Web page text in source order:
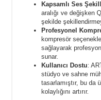
Kapsamlı Ses
aralığı ve değişken
şekilde
Profesyonel
kompresör
sağlayarak
sunar.
Kullanıcı Dostu:
stüdyo ve sahne
tasarlamıştır, bu da
kolaylığını artırır.